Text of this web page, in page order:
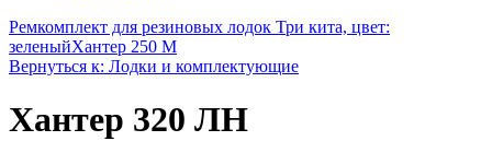
Ремкомплект для резиновых лодок Три кита, цвет:
зеленыйХантер 250 М
Вернуться к: Лодки и комплектующие
Хантер 320 ЛН